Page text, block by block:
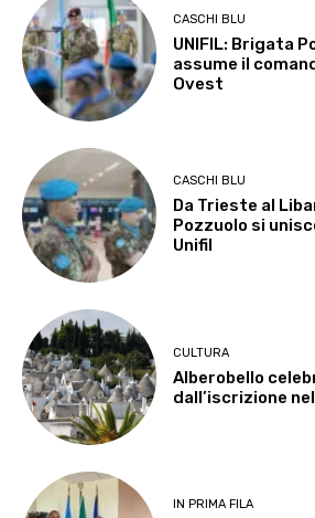
CASCHI BLU
UNIFIL: Brigata
assume il
Ovest
CASCHI BLU
Da Trieste al
Pozzuolo si
Unifil
CULTURA
Alberobello
dall’iscrizione
IN PRIMA FILA